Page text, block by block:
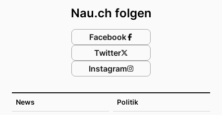
News Politik
Nau.ch folgen
Facebook
Twitter
Instagram